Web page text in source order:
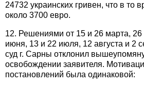
24732 украинских гривен, что в то
около 3700 евро.
12. Решениями от 15 и 26 марта,
июня, 13 и 22 июля, 12 августа и 2
суд г. Сарны отклонил
освобождении заявителя.
постановлений была одинаковой: